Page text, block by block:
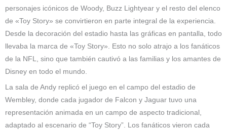
personajes icónicos de Woody, Buzz Lightyear y el resto del elenco
de «Toy Story» se convirtieron en parte integral de la experiencia.
Desde la decoración del estadio hasta las gráficas en pantalla, todo
llevaba la marca de «Toy Story». Esto no solo atrajo a los fanáticos
de la NFL, sino que también cautivó a las familias y los amantes de
Disney en todo el mundo.
La sala de Andy replicó el juego en el campo del estadio de
Wembley, donde cada jugador de Falcon y Jaguar tuvo una
representación animada en un campo de aspecto tradicional,
adaptado al escenario de “Toy Story”. Los fanáticos vieron cada